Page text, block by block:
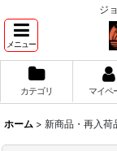
ジ
メニュー
カテゴリ マイペ
ホーム > 新商品・再入荷